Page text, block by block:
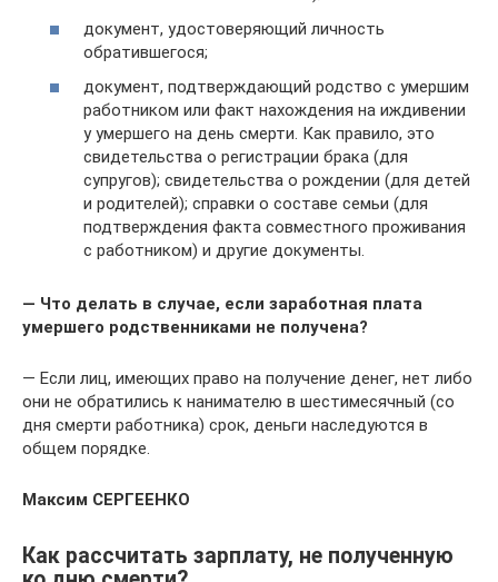
документ, удостоверяющий личность
обратившегося;
документ, подтверждающий родство с умершим
работником или факт нахождения на иждивении
у умершего на день смерти. Как правило, это
свидетельства о регистрации брака (для
супругов); свидетельства о рождении (для детей
и родителей); справки о составе семьи (для
подтверждения факта совместного проживания
с работником) и другие документы.
— Что делать в случае, если заработная плата
умершего родственниками не получена?
— Если лиц, имеющих право на получение денег, нет либо
они не обратились к нанимателю в шестимесячный (со
дня смерти работника) срок, деньги наследуются в
общем порядке.
Максим СЕРГЕЕНКО
Как рассчитать зарплату, не полученную